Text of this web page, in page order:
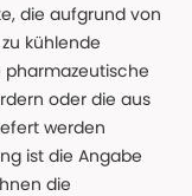
die aufgrund von
kühlende
pharmazeutische
oder die aus
werden
ist die Angabe
die